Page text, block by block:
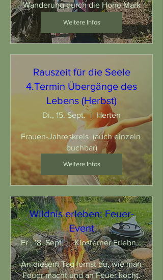
Wanderung durch die Hohe Mark
Weitere Infos
Rauszeit für die Seele
4.Termin Übergänge des
Lebens (Herbst)
Di., 15. Sept. Herten
Frauen-Jahreskreis  (auch einzeln
buchbar)
Weitere Infos
Wildnis erleben: Feuer-
Event
Fr., 18. Sept. Klosterner Erlebnisgarten
An diesem Tag lernst du, wie man
Feuer macht und an Feuer kocht.